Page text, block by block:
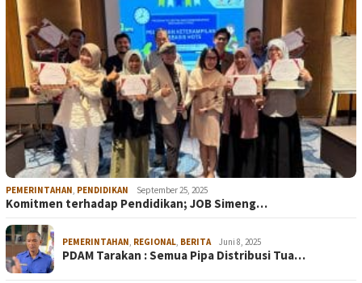
PEMERINTAHAN PENDIDIKAN September 25, 2025
Komitmen terhadap Pendidikan; JOB Simeng…
PEMERINTAHAN REGIONAL BERITA Juni 8, 2025
PDAM Tarakan : Semua Pipa Distribusi Tua…